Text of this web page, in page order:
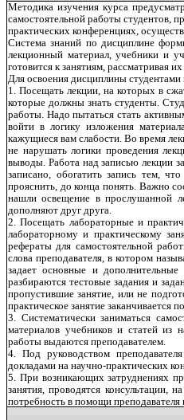
Методика изучения курса
самостоятельной работы студентов,
практических конференциях,
Система знаний по дисциплине
лекционный материал, учебники и
готовится к занятиям, рассматривая
Для освоения дисциплины
1. Посещать лекции, на которых в
которые должны знать студенты.
работы. Надо пытаться стать
войти в логику изложения
кажущиеся вам слабости. Во время
не нарушать логики проведения
выводы. Работа над записью лекции
записано, обогатить запись тем,
прояснить, до конца понять. Важно
нашли освещение в прослушанной
дополняют друг друга.
2. Посещать лабораторные и
лабораторному и практическому
рефераты для самостоятельной
слова преподавателя, в котором
задает основные и
разбираются тестовые задания и
пропустившие занятие, или не
практическое занятие
3. Систематически заниматься
материалов учебников и статей из
работы выдаются преподавателем.
4. Под руководством
докладами на научно-практических
5. При возникающих затруднениях
занятия, проводятся
потребность в помощи